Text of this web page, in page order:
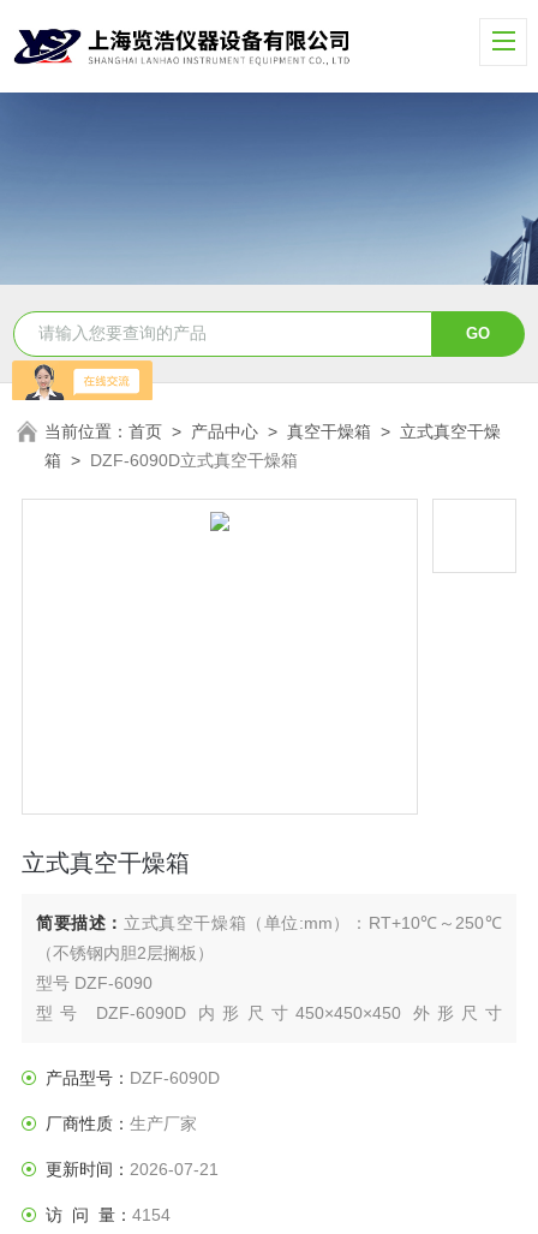
当前位置：首页 > 产品中心 >真空干燥箱 > 立式真空干燥
箱 > DZF-6090D立式真空干燥箱
立式真空干燥箱
简要描述： 立式真空干燥箱（单位:mm）：RT+10℃～250℃
（不锈钢内胆2层搁板）
型号 DZF-6090
型号 DZF-6090D 内形尺寸450×450×450 外形尺寸
产品型号： DZF-6090D
厂商性质： 生产厂家
更新时间： 2026-07-21
访 问 量： 4154